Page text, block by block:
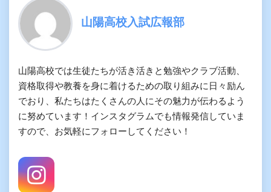
山陽高校入試広報部
山陽高校では生徒たちが活き活きと勉強やクラブ活動、
資格取得や教養を身に着けるための取り組みに日々励ん
でおり、私たちはたくさんの人にその魅力が伝わるよう
に努めています！インスタグラムでも情報発信していま
すので、お気軽にフォローしてください！